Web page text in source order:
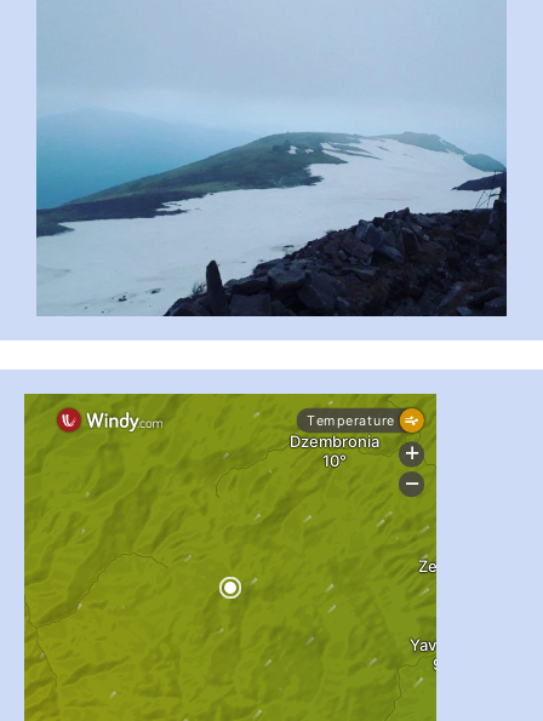
...
pimrec_project